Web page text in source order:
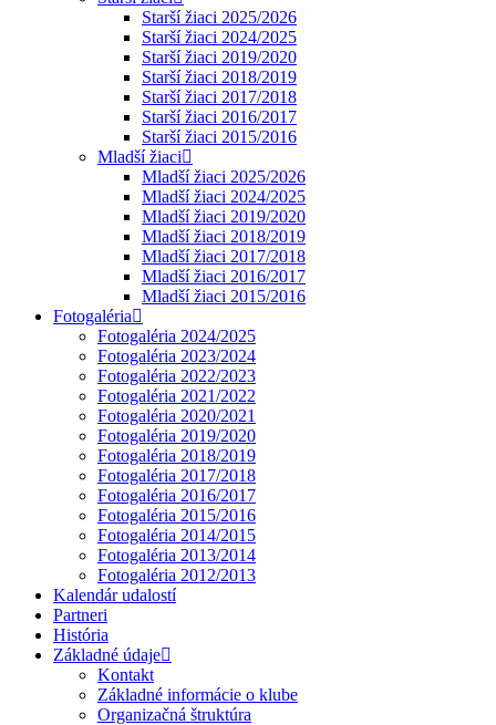
Starší žiaci 2025/2026
Starší žiaci 2024/2025
Starší žiaci 2019/2020
Starší žiaci 2018/2019
Starší žiaci 2017/2018
Starší žiaci 2016/2017
Starší žiaci 2015/2016
Mladší žiaci
Mladší žiaci 2025/2026
Mladší žiaci 2024/2025
Mladší žiaci 2019/2020
Mladší žiaci 2018/2019
Mladší žiaci 2017/2018
Mladší žiaci 2016/2017
Mladší žiaci 2015/2016
Fotogaléria
Fotogaléria 2024/2025
Fotogaléria 2023/2024
Fotogaléria 2022/2023
Fotogaléria 2021/2022
Fotogaléria 2020/2021
Fotogaléria 2019/2020
Fotogaléria 2018/2019
Fotogaléria 2017/2018
Fotogaléria 2016/2017
Fotogaléria 2015/2016
Fotogaléria 2014/2015
Fotogaléria 2013/2014
Fotogaléria 2012/2013
Kalendár udalostí
Partneri
História
Základné údaje
Kontakt
Základné informácie o klube
Organizačná štruktúra